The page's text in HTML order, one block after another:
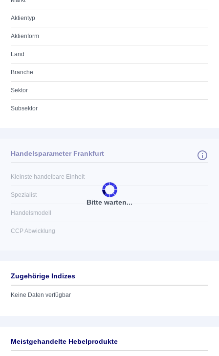
Aktientyp
Aktienform
Land
Branche
Sektor
Subsektor
Bitte warten...
Handelsparameter Frankfurt
Kleinste handelbare Einheit
Spezialist
Handelsmodell
CCP Abwicklung
Zugehörige Indizes
Keine Daten verfügbar
Meistgehandelte Hebelprodukte